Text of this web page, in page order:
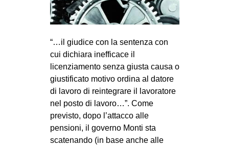
“…il giudice con la sentenza con
cui dichiara inefficace il
licenziamento senza giusta causa o
giustificato motivo ordina al datore
di lavoro di reintegrare il lavoratore
nel posto di lavoro…”. Come
previsto, dopo l’attacco alle
pensioni, il governo Monti sta
scatenando (in base anche alle